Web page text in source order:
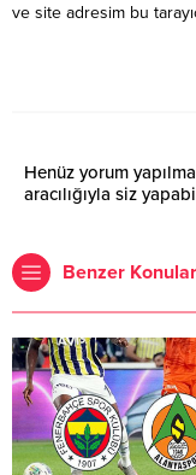
ve site adresim bu
Henüz yorum
aracılığıyla siz
Benzer Konular